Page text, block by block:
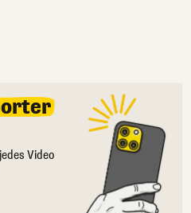
Video